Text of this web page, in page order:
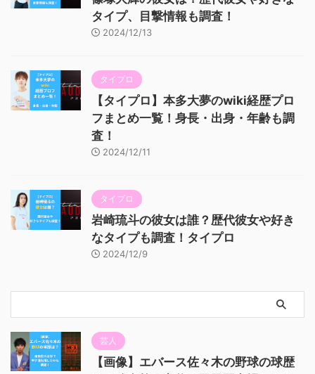
タイプ、目撃情報も調査！
2024/12/13
タイプロ
【タイプロ】本多大夢のwiki経歴プロ
フまとめ一覧！身長・出身・年齢も調
査！
2024/12/11
タイプロ
岩崎琉斗の彼女は誰？歴代彼女や好き
なタイプも調査！タイプロ
2024/12/9
芸人
【画像】エバース佐々木の野球の球歴